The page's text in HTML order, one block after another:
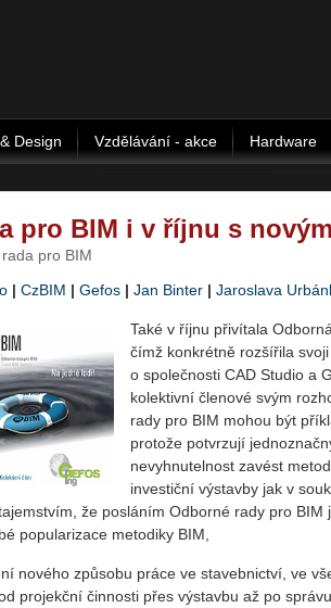
Design Vzdělávání - akce Hardware
pro BIM i v říjnu s
pro BIM
| CzBIM | Gefos | Jan Binter | Jaroslava
Také v říjnu přivítala
čímž konkrétně rozšířila
o společnosti CAD Studio a
kolektivní členové svým
rady pro BIM mohou být
protože potvrzují
nevyhnutelnost zavést
investiční výstavby jak v
že posláním Odborné rady pro BIM
popularizace metodiky BIM,
nového způsobu práce ve stavebnictví, ve
projekční činnosti přes výstavbu až po